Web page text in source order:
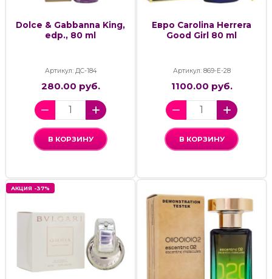
Dolce & Gabbanna King,
edp., 80 ml
Артикул: ДС-184
280.00 руб.
В КОРЗИНУ
Евро Carolina Herrera
Good Girl 80 ml
Артикул: 869-Е-28
1100.00 руб.
В КОРЗИНУ
АКЦИЯ -37%